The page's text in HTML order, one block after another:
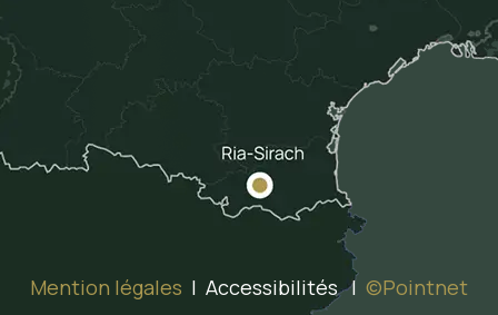
Mention légales | Accessibilités | ©Pointnet